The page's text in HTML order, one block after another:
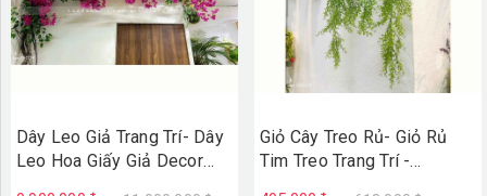
Dây Leo Giả Trang Trí- Dây
Leo Hoa Giấy Giả Decor
Giỏ Cây Treo Rủ- Giỏ Rủ
Tim Treo Trang Trí -